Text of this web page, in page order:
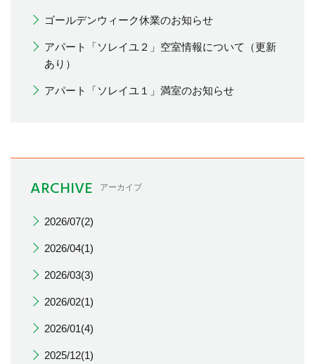
ゴールデンウィーク休業のお知らせ
アパート「ソレイユ２」空室情報について（更新
あり）
アパート「ソレイユ１」満室のお知らせ
ARCHIVE アーカイブ
2026/07(2)
2026/04(1)
2026/03(3)
2026/02(1)
2026/01(4)
2025/12(1)